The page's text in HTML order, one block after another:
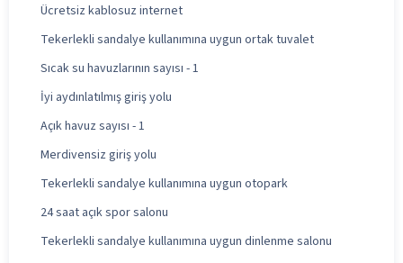
Ücretsiz kablosuz internet
Tekerlekli sandalye kullanımına uygun ortak tuvalet
Sıcak su havuzlarının sayısı - 1
İyi aydınlatılmış giriş yolu
Açık havuz sayısı - 1
Merdivensiz giriş yolu
Tekerlekli sandalye kullanımına uygun otopark
24 saat açık spor salonu
Tekerlekli sandalye kullanımına uygun dinlenme salonu